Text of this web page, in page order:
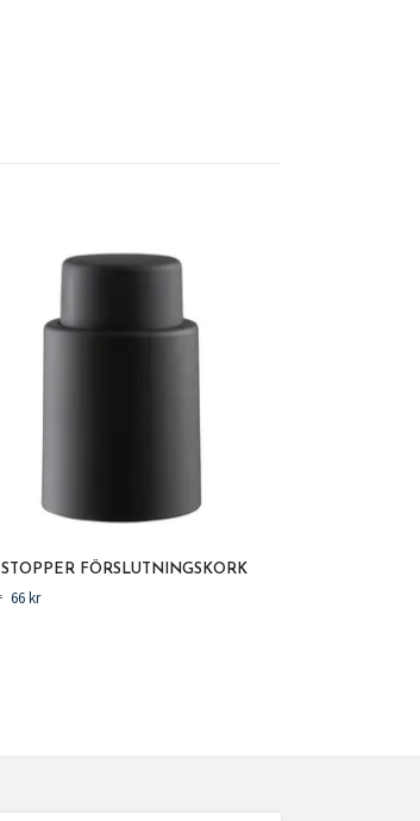
FÖRSLUTNINGSKORK
66 kr